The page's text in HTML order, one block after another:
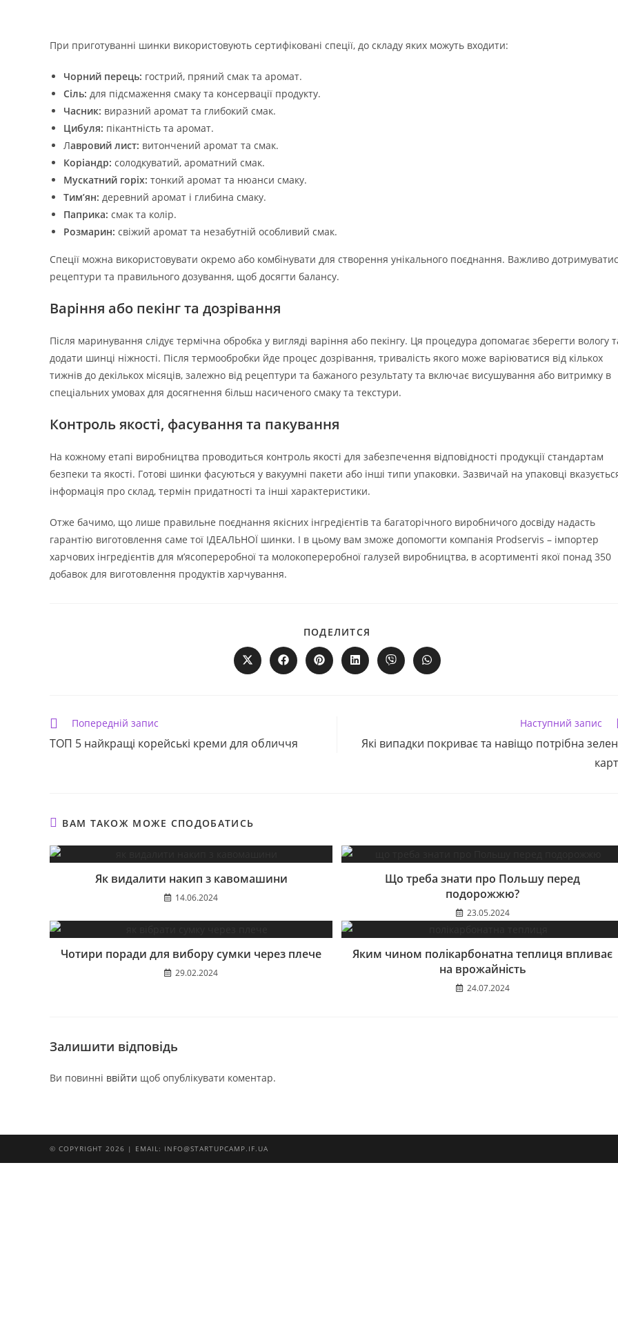
При приготуванні шинки використовують сертифіковані спеції, до складу яких можуть входити:
Чорний перець: гострий, пряний смак та аромат.
Сіль: для підсмаження смаку та консервації продукту.
Часник: виразний аромат та глибокий смак.
Цибуля: пікантність та аромат.
Лавровий лист: витончений аромат та смак.
Коріандр: солодкуватий, ароматний смак.
Мускатний горіх: тонкий аромат та нюанси смаку.
Тим’ян: деревний аромат і глибина смаку.
Паприка: смак та колір.
Розмарин: свіжий аромат та незабутній особливий смак.
Спеції можна використовувати окремо або комбінувати для створення унікального поєднання. Важливо
рецептури та правильного дозування, щоб досягти балансу.
Варіння або пекінг та дозрівання
Після маринування слідує термічна обробка у вигляді варіння або пекінгу. Ця процедура допомагає зберегти вологу
додати шинці ніжності. Після термообробки йде процес дозрівання, тривалість якого може варіюватися від кількох
тижнів до декількох місяців, залежно від рецептури та бажаного результату та включає висушування або витримку в
спеціальних умовах для досягнення більш насиченого смаку та текстури.
Контроль якості, фасування та пакування
На кожному етапі виробництва проводиться контроль якості для забезпечення відповідності продукції стандартам
безпеки та якості. Готові шинки фасуються у вакуумні пакети або інші типи упаковки. Зазвичай на упаковці
інформація про склад, термін придатності та інші характеристики.
Отже бачимо, що лише правильне поєднання якісних інгредієнтів та багаторічного виробничого досвіду надасть
гарантію виготовлення саме тої ІДЕАЛЬНОЇ шинки. І в цьому вам зможе допомогти компанія Prodservis – імпортер
харчових інгредієнтів для м’ясопереробної та молокопереробної галузей виробництва, в асортименті якої понад 350
добавок для виготовлення продуктів харчування.
ПОДЕЛИТСЯ
ЦИМ
ВМІСТОМ
Відкрити
в
Відкрити
в
Відкрити
в
Відкрити
в
Відкрити
в
Відкрити
в
Прочитати
статей
Попередній запис
ТОП 5 найкращі корейські креми для обличчя
Наступний запис
Які випадки покриває та навіщо потрібна
ВАМ ТАКОЖ МОЖЕ СПОДОБАТИСЬ
Як видалити накип з кавомашини
14.06.2024
Що треба знати про Польшу перед
подорожжю?
23.05.2024
Чотири поради для вибору сумки через плече
29.02.2024
Яким чином полікарбонатна теплиця впливає
на врожайність
24.07.2024
Залишити відповідь
Ви повинні ввійти щоб опублікувати коментар.
© COPYRIGHT 2026 | EMAIL: INFO@STARTUPCAMP.IF.UA